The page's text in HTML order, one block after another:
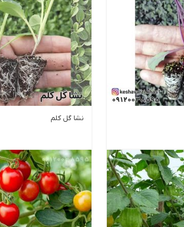
نشا گل کلم